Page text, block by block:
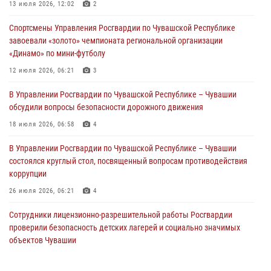
Российской Федерации
Директор Росгвардии Герой России генерал армии Виктор Золотов
поздравил специалистов подразделений тыла с профессиональным
праздником
В Чебоксарах при участии спецназа Росгвардии изъята крупная
партия немаркированной никотиносодержащей продукции (видео)
13 июля 2026, 12:02 2
Спортсмены Управления Росгвардии по Чувашской Республике
завоевали «золото» чемпионата региональной организации
«Динамо» по мини-футболу
12 июля 2026, 06:21 3
В Управлении Росгвардии по Чувашской Республике – Чувашии
обсудили вопросы безопасности дорожного движения
18 июля 2026, 06:58 4
В Управлении Росгвардии по Чувашской Республике – Чувашии
состоялся круглый стол, посвященный вопросам противодействия
коррупции
26 июля 2026, 06:21 4
Сотрудники лицензионно-разрешительной работы Росгвардии
проверили безопасность детских лагерей и социально значимых
объектов Чувашии